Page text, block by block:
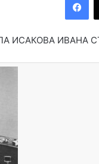
ИСАКОВА ИВАНА